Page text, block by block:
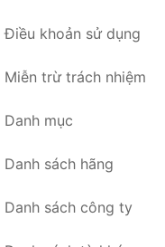
Điều khoản sử dụng
Miễn trừ trách nhiệm
Danh mục
Danh sách hãng
Danh sách công ty